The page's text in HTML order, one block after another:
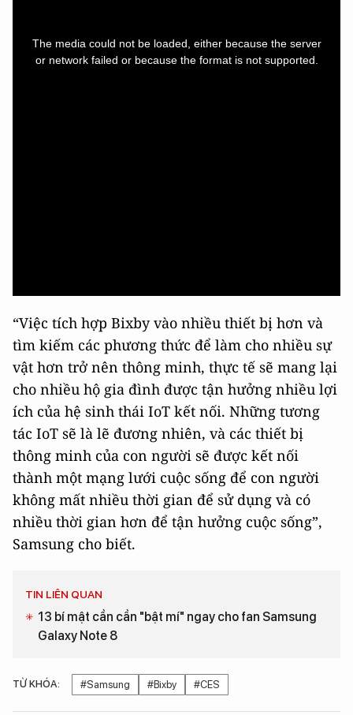
The media could not be loaded, either because the server
or network failed or because the format is not supported.
“Việc tích hợp Bixby vào nhiều thiết bị hơn và
tìm kiếm các phương thức để làm cho nhiều sự
vật hơn trở nên thông minh, thực tế sẽ mang lại
cho nhiều hộ gia đình được tận hưởng nhiều lợi
ích của hệ sinh thái IoT kết nối. Những tương
tác IoT sẽ là lẽ đương nhiên, và các thiết bị
thông minh của con người sẽ được kết nối
thành một mạng lưới cuộc sống để con người
không mất nhiều thời gian để sử dụng và có
nhiều thời gian hơn để tận hưởng cuộc sống”,
Samsung cho biết.
TIN LIÊN QUAN
13 bí mật cần cần "bật mí" ngay cho fan Samsung
Galaxy Note 8
TỪ KHÓA: #Samsung #Bixby #CES